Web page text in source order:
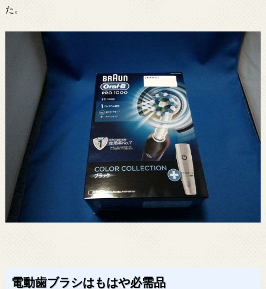
た。
電動歯ブラシはもはや必需品